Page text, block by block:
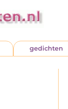
gedichten